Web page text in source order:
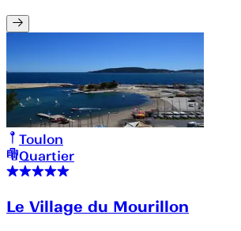
Toulon
Quartier
Le Village du Mourillon